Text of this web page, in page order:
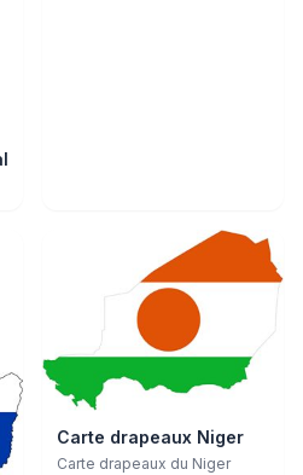
Carte drapeaux Niger
Carte drapeaux du Niger